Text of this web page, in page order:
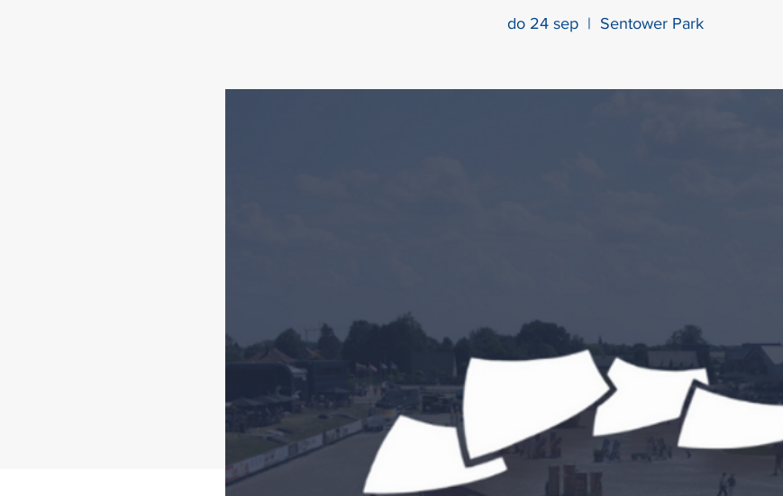
do 24 sep
  |
Sentower Park